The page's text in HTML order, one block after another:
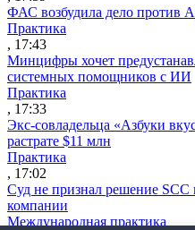
ФАС возбудила дело против
Практика
, 17:43
Минцифры хочет
системных помощников с ИИ
Практика
, 17:33
Экс-совладельца «Азбуки
растрате $11 млн
Практика
, 17:02
Суд не признал решение
компании
Международная практика